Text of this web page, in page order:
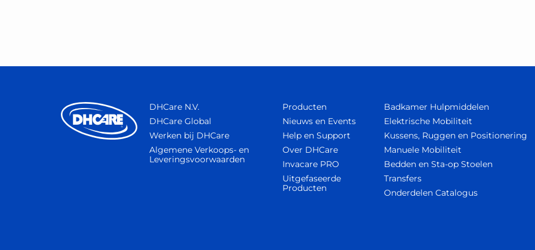
DHCare N.V.
DHCare Global
Werken bij DHCare
Algemene Verkoops- en
Leveringsvoorwaarden
Producten
Nieuws en Events
Help en Support
Over DHCare
Invacare PRO
Uitgefaseerde
Producten
Badkamer Hulpmiddelen
Elektrische Mobiliteit
Kussens, Ruggen en Positionering
Manuele Mobiliteit
Bedden en Sta-op Stoelen
Transfers
Onderdelen Catalogus